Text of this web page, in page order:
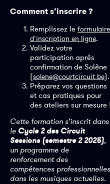
Comment s’inscrire ?
Remplissez le formulaire
d’inscription en ligne.
Validez votre
participation après
confirmation de Solène
(solene@courtcircuit.be).
Préparez vos questions
et cas pratiques pour
des ateliers sur mesure
Cette formation s’inscrit dans
le Cycle 2 des Circuit
Sessions (semestre 2 2025),
un programme de
renforcement des
compétences professionnelles
dans les musiques actuelles.